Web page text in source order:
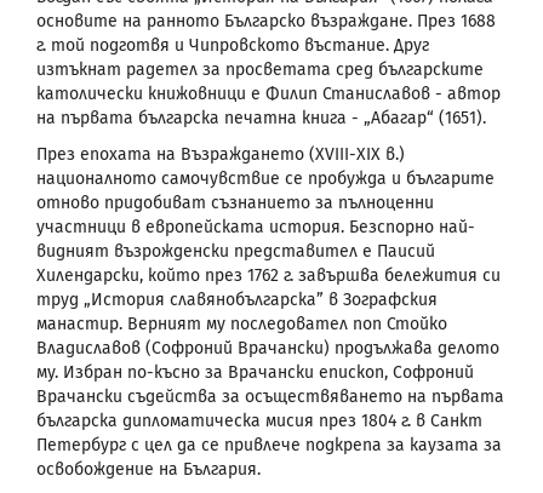
основите на ранното Българско възраждане. През 1688
г. той подготвя и Чипровското въстание. Друг
изтъкнат радетел за просветата сред българските
католически книжовници е Филип Станиславов - автор
на първата българска печатна книга - „Абагар“ (1651).
През епохата на Възраждането (XVIII-XIX в.)
националното самочувствие се пробужда и българите
отново придобиват съзнанието за пълноценни
участници в европейската история. Безспорно най-
видният възрожденски представител е Паисий
Хилендарски, който през 1762 г. завършва бележития си
труд „История славянобългарска” в Зографския
манастир. Верният му последовател поп Стойко
Владиславов (Софроний Врачански) продължава делото
му. Избран по-късно за Врачански епископ, Софроний
Врачански съдейства за осъществяването на първата
българска дипломатическа мисия през 1804 г. в Санкт
Петербург с цел да се привлече подкрепа за каузата за
освобождение на България.